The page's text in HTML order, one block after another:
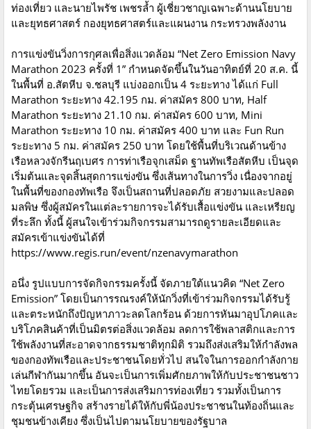
ท่องเที่ยว และนายไพรัช เพชรล้ำ ผู้เชี่ยวชาญเฉพาะด้านนโยบาย
และยุทธศาสตร์ กองยุทธศาสตร์และแผนงาน กระทรวงพลังงาน
การแข่งขันวิ่งการกุศลเพื่อสิ่งแวดล้อม “Net Zero Emission Navy
Marathon 2023 ครั้งที่ 1” กำหนดจัดขึ้นในวันอาทิตย์ที่ 20 ส.ค. นี้
ในพื้นที่ อ.สัตหีบ จ.ชลบุรี แบ่งออกเป็น 4 ระยะทาง ได้แก่ Full
Marathon ระยะทาง 42.195 กม. ค่าสมัคร 800 บาท, Half
Marathon ระยะทาง 21.10 กม. ค่าสมัคร 600 บาท, Mini
Marathon ระยะทาง 10 กม. ค่าสมัคร 400 บาท และ Fun Run
ระยะทาง 5 กม. ค่าสมัคร 250 บาท โดยใช้พื้นที่บริเวณด้านข้าง
เรือหลวงจักรีนฤเบศร การท่าเรือจุกเสม็ด ฐานทัพเรือสัตหีบ เป็นจุด
เริ่มต้นและจุดสิ้นสุดการแข่งขัน ซึ่งเส้นทางในการวิ่ง เนื่องจากอยู่
ในพื้นที่ของกองทัพเรือ จึงเป็นสถานที่ปลอดภัย สวยงามและปลอด
มลพิษ ซึ่งผู้สมัครในแต่ละรายการจะได้รับเสื้อแข่งขัน และเหรียญ
ที่ระลึก ทั้งนี้ ผู้สนใจเข้าร่วมกิจกรรมสามารถดูรายละเอียดและ
สมัครเข้าแข่งขันได้ที่
https://www.regis.run/event/nzenavymarathon
อนึ่ง รูปแบบการจัดกิจกรรมครั้งนี้ จัดภายใต้แนวคิด “Net Zero
Emission” โดยเป็นการรณรงค์ให้นักวิ่งที่เข้าร่วมกิจกรรมได้รับรู้
และตระหนักถึงปัญหาภาวะลดโลกร้อน ด้วยการหันมาอุปโภคและ
บริโภคสินค้าที่เป็นมิตรต่อสิ่งแวดล้อม ลดการใช้พลาสติกและการ
ใช้พลังงานที่สะอาดจากธรรมชาติทุกมิติ รวมถึงส่งเสริมให้กำลังพล
ของกองทัพเรือและประชาชนโดยทั่วไป สนใจในการออกกำลังกาย
เล่นกีฬากันมากขึ้น อันจะเป็นการเพิ่มศักยภาพให้กับประชาชนชาว
ไทยโดยรวม และเป็นการส่งเสริมการท่องเที่ยว รวมทั้งเป็นการ
กระตุ้นเศรษฐกิจ สร้างรายได้ให้กับพี่น้องประชาชนในท้องถิ่นและ
ชุมชนข้างเคียง ซึ่งเป็นไปตามนโยบายของรัฐบาล